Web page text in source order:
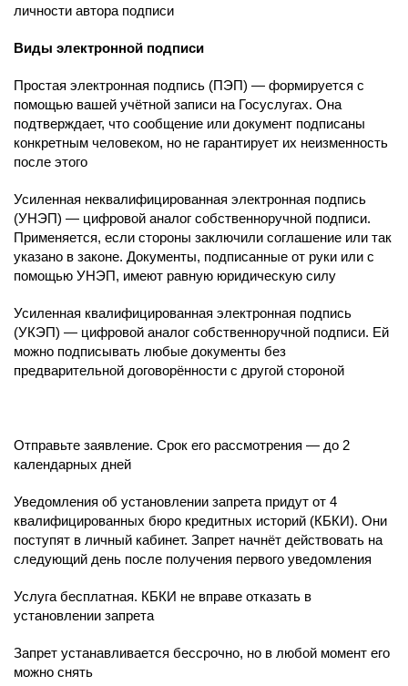
личности автора подписи
Виды электронной подписи
Простая электронная подпись (ПЭП) — формируется с
помощью вашей учётной записи на Госуслугах. Она
подтверждает, что сообщение или документ подписаны
конкретным человеком, но не гарантирует их неизменность
после этого
Усиленная неквалифицированная электронная подпись
(УНЭП) — цифровой аналог собственноручной подписи.
Применяется, если стороны заключили соглашение или так
указано в законе. Документы, подписанные от руки или с
помощью УНЭП, имеют равную юридическую силу
Усиленная квалифицированная электронная подпись
(УКЭП) — цифровой аналог собственноручной подписи. Ей
можно подписывать любые документы без
предварительной договорённости с другой стороной
Отправьте заявление. Срок его рассмотрения — до 2
календарных дней
Уведомления об установлении запрета придут от 4
квалифицированных бюро кредитных историй (КБКИ). Они
поступят в личный кабинет. Запрет начнёт действовать на
следующий день после получения первого уведомления
Услуга бесплатная. КБКИ не вправе отказать в
установлении запрета
Запрет устанавливается бессрочно, но в любой момент его
можно снять